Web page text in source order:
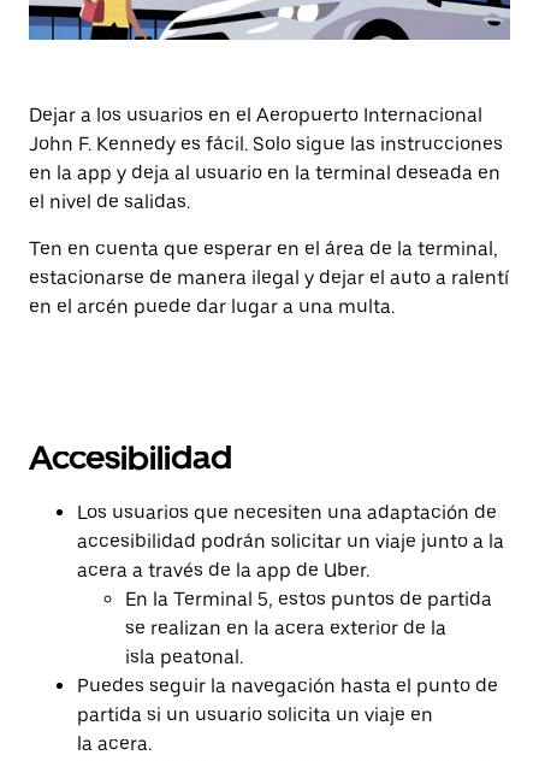
Dejar a los usuarios en el Aeropuerto Internacional
John F. Kennedy es fácil. Solo sigue las instrucciones
en la app y deja al usuario en la terminal deseada en
el nivel de salidas.
Ten en cuenta que esperar en el área de la terminal,
estacionarse de manera ilegal y dejar el auto a ralentí
en el arcén puede dar lugar a una multa.
Accesibilidad
Los usuarios que necesiten una adaptación de
accesibilidad podrán solicitar un viaje junto a la
acera a través de la app de Uber.
En la Terminal 5, estos puntos de partida
se realizan en la acera exterior de la
isla peatonal.
Puedes seguir la navegación hasta el punto de
partida si un usuario solicita un viaje en
la acera.